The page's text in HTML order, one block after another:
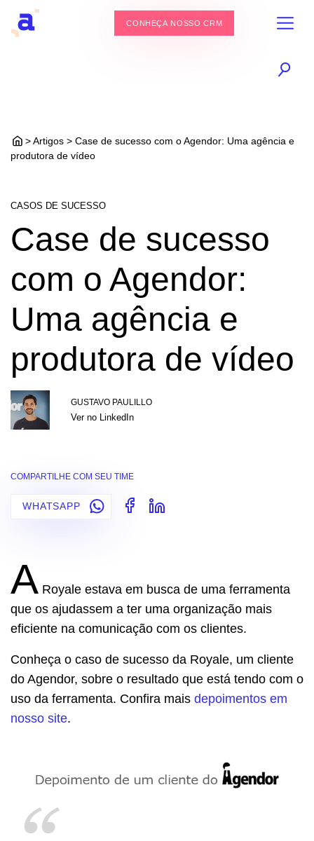
CONHEÇA NOSSO CRM
> Artigos > Case de sucesso com o Agendor: Uma agência e
produtora de vídeo
CASOS DE SUCESSO
Case de sucesso
com o Agendor:
Uma agência e
produtora de vídeo
GUSTAVO PAULILLO
Ver no LinkedIn
COMPARTILHE COM SEU TIME
WHATSAPP
A Royale estava em busca de uma ferramenta
que os ajudassem a ter uma organização mais
eficiente na comunicação com os clientes.
Conheça o caso de sucesso da Royale, um cliente
do Agendor, sobre o resultado que está tendo com o
uso da ferramenta. Confira mais depoimentos em
nosso site.